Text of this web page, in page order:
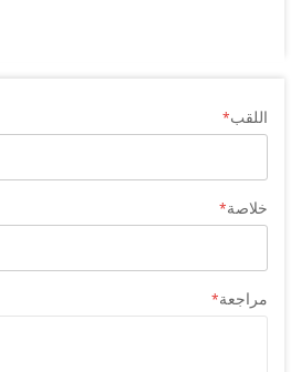
اللقب
خلاصة
مراجعة